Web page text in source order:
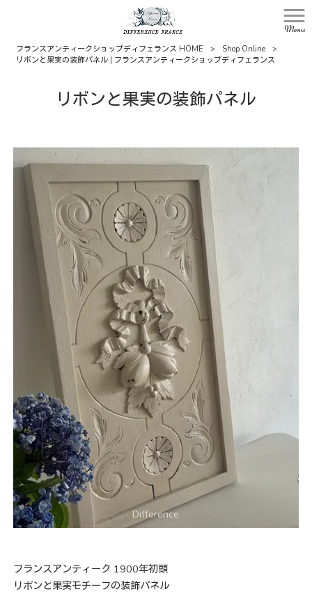
Menu
フランスアンティークショップディフェランス HOME > Shop Online
>
リボンと果実の装飾パネル | フランスアンティークショップディフェランス
リボンと果実の装飾パネル
フランスアンティーク 1900年初頭
リボンと果実モチーフの装飾パネル